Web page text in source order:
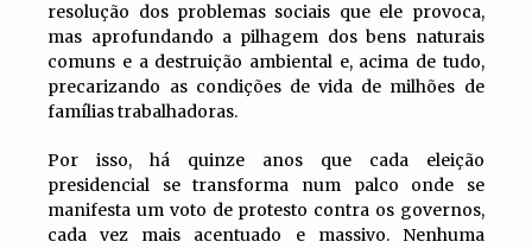
resolução dos problemas sociais que ele provoca,
mas aprofundando a pilhagem dos bens naturais
comuns e a destruição ambiental e, acima de tudo,
precarizando as condições de vida de milhões de
famílias trabalhadoras.
Por isso, há quinze anos que cada eleição
presidencial se transforma num palco onde se
manifesta um voto de protesto contra os governos,
cada vez mais acentuado e massivo. Nenhuma